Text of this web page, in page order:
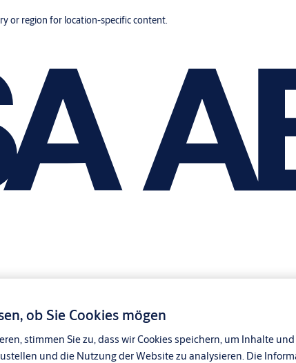
or region for location-specific content.
ob Sie Cookies mögen
stimmen Sie zu, dass wir Cookies speichern, um Inhalte
und die Nutzung der Website zu analysieren. Die